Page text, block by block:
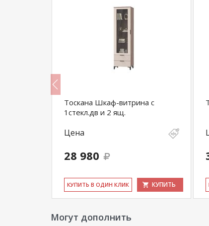
Тоскана Шкаф-витрина с
1стекл.дв и 2 ящ.
Цена
28 980
КУ­ПИТЬ В ОДИН КЛИК КУПИТЬ
Могут дополнить